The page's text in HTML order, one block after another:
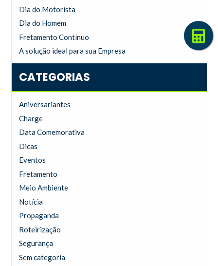
Dia do Motorista
Dia do Homem
Fretamento Contínuo
A solução ideal para sua Empresa
CATEGORIAS
Aniversariantes
Charge
Data Comemorativa
Dicas
Eventos
Fretamento
Meio Ambiente
Notícia
Propaganda
Roteirização
Segurança
Sem categoria